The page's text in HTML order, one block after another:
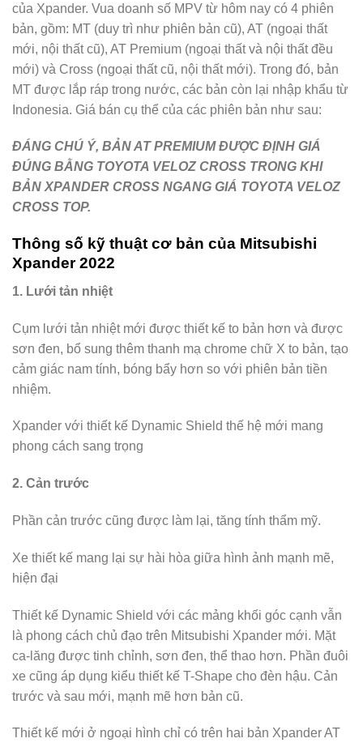
của Xpander. Vua doanh số MPV từ hôm nay có 4 phiên
bản, gồm: MT (duy trì như phiên bản cũ), AT (ngoại thất
mới, nội thất cũ), AT Premium (ngoại thất và nội thất đều
mới) và Cross (ngoại thất cũ, nội thất mới). Trong đó, bản
MT được lắp ráp trong nước, các bản còn lại nhập khẩu từ
Indonesia. Giá bán cụ thể của các phiên bản như sau:
ĐÁNG CHÚ Ý, BẢN AT PREMIUM ĐƯỢC ĐỊNH GIÁ
ĐÚNG BẰNG TOYOTA VELOZ CROSS TRONG KHI
BẢN XPANDER CROSS NGANG GIÁ TOYOTA VELOZ
CROSS TOP.
Thông số kỹ thuật cơ bản của Mitsubishi
Xpander 2022
1. Lưới tản nhiệt
Cụm lưới tản nhiệt mới được thiết kế to bản hơn và được
sơn đen, bổ sung thêm thanh mạ chrome chữ X to bản, tạo
cảm giác nam tính, bóng bẩy hơn so với phiên bản tiền
nhiệm.
Xpander với thiết kế Dynamic Shield thế hệ mới mang
phong cách sang trọng
2. Cản trước
Phần cản trước cũng được làm lại, tăng tính thẩm mỹ.
Xe thiết kế mang lại sự hài hòa giữa hình ảnh mạnh mẽ,
hiện đại
Thiết kế Dynamic Shield với các mảng khối góc cạnh vẫn
là phong cách chủ đạo trên Mitsubishi Xpander mới. Mặt
ca-lăng được tinh chỉnh, sơn đen, thể thao hơn. Phần đuôi
xe cũng áp dụng kiểu thiết kế T-Shape cho đèn hậu. Cản
trước và sau mới, mạnh mẽ hơn bản cũ.
Thiết kế mới ở ngoại hình chỉ có trên hai bản Xpander AT